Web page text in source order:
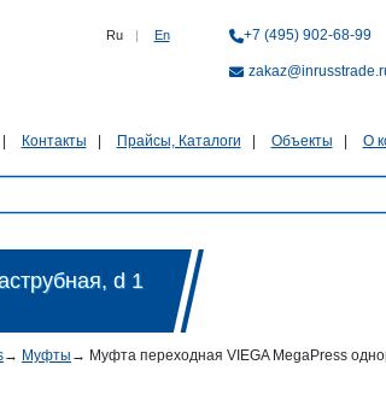
Ru | En +7 (495) 902-68-99
Контакты Прайсы, Каталоги Объекты О
d 1
→ Муфты → Муфта переходная VIEGA MegaPress